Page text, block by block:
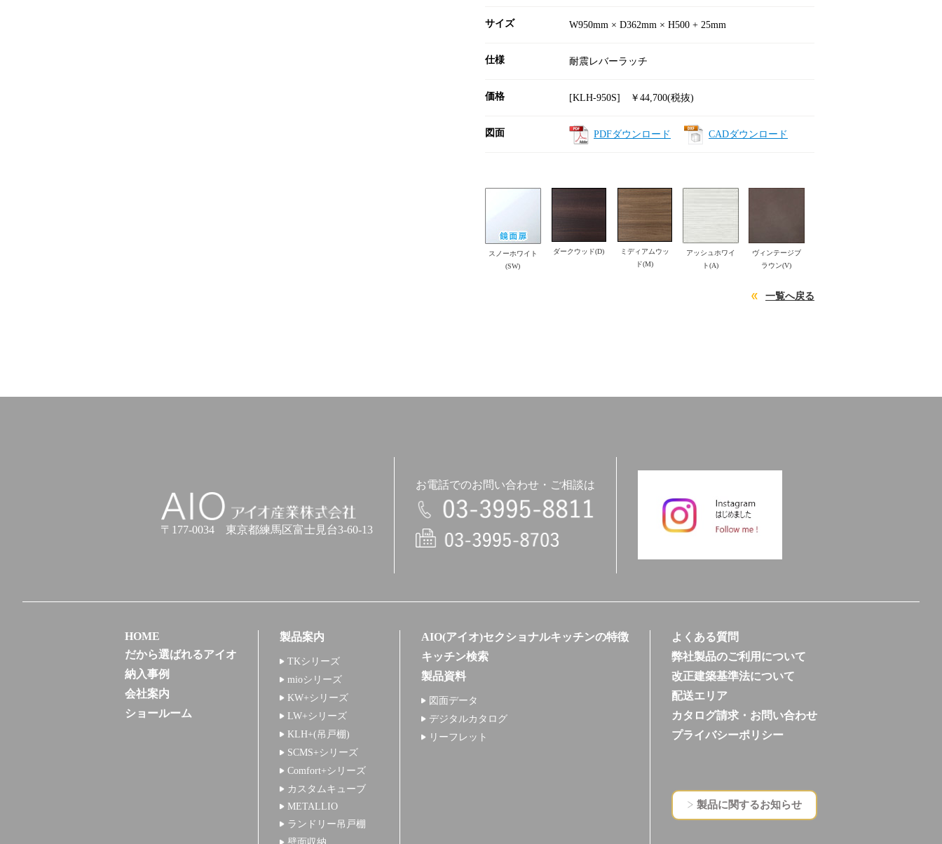
サイズ W950mm × D362mm × H500 + 25mm
仕様 耐震レバーラッチ
価格 [KLH-950S] ￥44,700(税抜)
図面 PDFダウンロード CADダウンロード
スノーホワイト
(SW)
ダークウッド(D)
ミディアムウッ
ド(M)
アッシュホワイ
ト(A)
ヴィンテージブ
ラウン(V)
一覧へ戻る
アイオ産業株式会社
〒177-0034 東京都練馬区富士見台3-60-13
お電話でのお問い合わせ・ご相談は
電話
HOME
だから選ばれるアイオ
納入事例
会社案内
ショールーム
製品案内
TKシリーズ
mioシリーズ
KW+シリーズ
LW+シリーズ
KLH+(吊戸棚)
SCMS+シリーズ
Comfort+シリーズ
カスタムキューブ
METALLIO
ランドリー吊戸棚
AIO(アイオ)セクショナルキッチンの特徴
キッチン検索
製品資料
図面データ
デジタルカタログ
リーフレット
よくある質問
弊社製品のご利用について
改正建築基準法について
配送エリア
カタログ請求・お問い合わせ
プライバシーポリシー
製品に関するお知らせ